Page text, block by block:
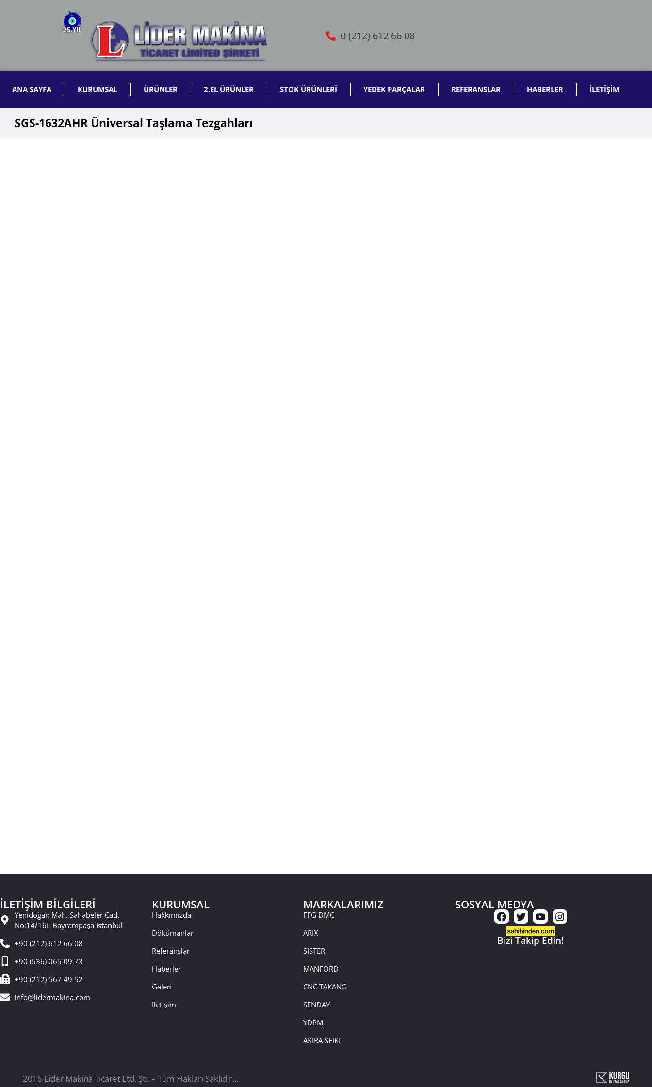
0 (212) 612 66 08
ANA SAYFA KURUMSAL ÜRÜNLER 2.EL ÜRÜNLER STOK ÜRÜNLERİ YEDEK PARÇALAR REFERANSLAR HABERLER İLETİŞİM
SGS-1632AHR Üniversal Taşlama Tezgahları
İLETİŞİM BİLGİLERİ
Yenidoğan Mah. Sahabeler Cad.
No:14/16L Bayrampaşa İstanbul
+90 (212) 612 66 08
+90 (536) 065 09 73
+90 (212) 567 49 52
info@lidermakina.com
KURUMSAL
Hakkımızda
Dökümanlar
Referanslar
Haberler
Galeri
İletişim
MARKALARIMIZ
FFG DMC
ARIX
SISTER
MANFORD
CNC TAKANG
SENDAY
YDPM
AKIRA SEIKI
SOSYAL MEDYA
Bizi Takip Edin!
2016 Lider Makina Ticaret Ltd. Şti. – Tüm Hakları Saklıdır…